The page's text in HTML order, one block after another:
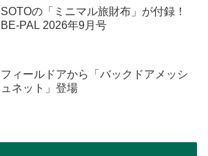
SOTOの「ミニマル旅財布」が付録！
BE-PAL 2026年9月号
フィールドアから「バックドアメッシ
ュネット」登場